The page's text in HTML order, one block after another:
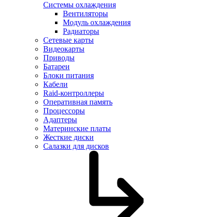
Системы охлаждения
Вентиляторы
Модуль охлаждения
Радиаторы
Сетевые карты
Видеокарты
Приводы
Батареи
Блоки питания
Кабели
Raid-контроллеры
Оперативная память
Процессоры
Адаптеры
Материнские платы
Жесткие диски
Салазки для дисков